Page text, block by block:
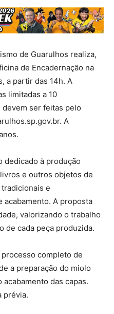
de Guarulhos realiza,
de Encadernação na
a partir das 14h. A
limitadas a 10
ser feitas pelo
A
dedicado à produção
e outros objetos de
e
acabamento. A proposta
valorizando o trabalho
de cada peça produzida.
completo de
a preparação do miolo
das capas.
prévia.